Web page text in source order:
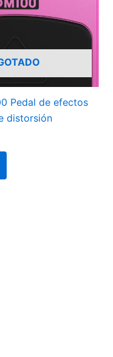
Pedal de efectos
distorsión